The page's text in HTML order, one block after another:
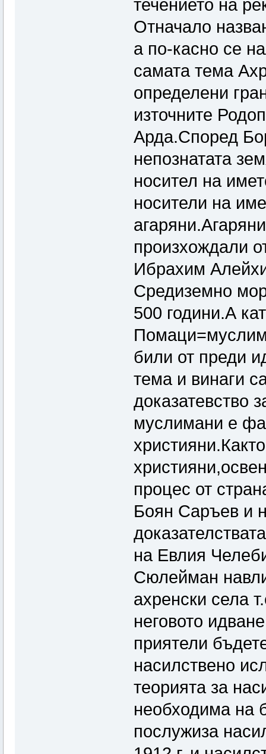
течението на
Отначало
а по-касно се
самата тема
определени
източните
Арда.Според
непознатата
носител на
носители на
произхождали
Ибрахим
Средиземно
500 години.А
били от преди
тема и винаги
доказатевство
муслимани е
процес от
Боян Саръев и
на Евлия
Сюлейман
ахренски села
неговото
приятели
насилствено
теорията за
необходима на
послужиза